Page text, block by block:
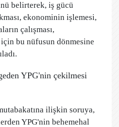
belirterek, iş gücü
ekonominin işlemesi,
çalışması,
bu nüfusun dönmesine
YPG'nin çekilmesi
ilişkin soruya,
YPG'nin behemehal